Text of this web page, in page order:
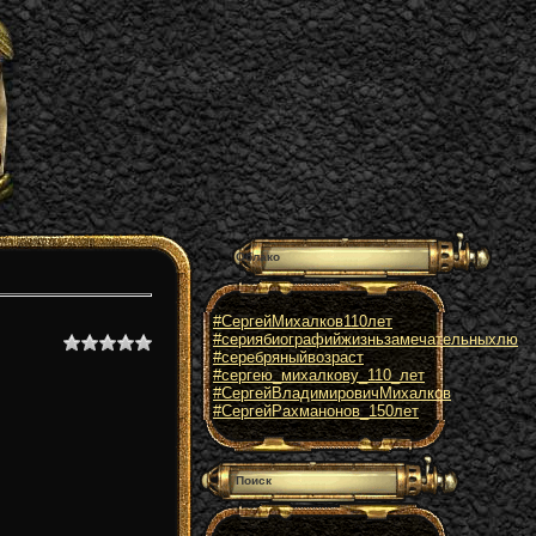
Облако
#СергейМихалков110лет
#сериябиографийжизньзамечательныхлю
#серебряныйвозраст
#сергею_михалкову_110_лет
#СергейВладимировичМихалков
#СергейРахманонов_150лет
Поиск